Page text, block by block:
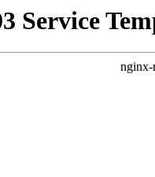
Service
nginx-